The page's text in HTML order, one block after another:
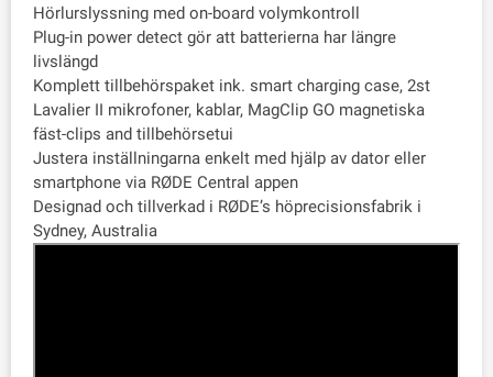
Hörlurslyssning med on-board volymkontroll
Plug-in power detect gör att batterierna har längre
livslängd
Komplett tillbehörspaket ink. smart charging case, 2st
Lavalier II mikrofoner, kablar, MagClip GO magnetiska
fäst-clips and tillbehörsetui
Justera inställningarna enkelt med hjälp av dator eller
smartphone via RØDE Central appen
Designad och tillverkad i RØDE’s höprecisionsfabrik i
Sydney, Australia